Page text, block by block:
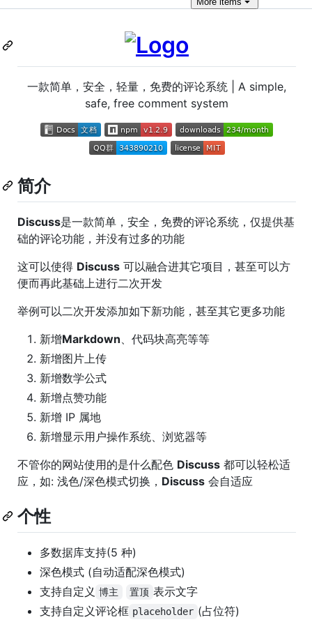
一款简单，安全，轻量，免费的评论系统 | A simple,
safe, free comment system
简介
Discuss是一款简单，安全，免费的评论系统，仅提供基
础的评论功能，并没有过多的功能
这可以使得 Discuss 可以融合进其它项目，甚至可以方
便而再此基础上进行二次开发
举例可以二次开发添加如下新功能，甚至其它更多功能
新增Markdown 、代码块高亮等等
新增图片上传
新增数学公式
新增点赞功能
新增 IP 属地
新增显示用户操作系统、浏览器等
不管你的网站使用的是什么配色 Discuss 都可以轻松适
应，如: 浅色/深色模式切换， Discuss 会自适应
个性
多数据库支持(5 种)
深色模式 (自动适配深色模式)
支持自定义 博主 置顶 表示文字
支持自定义评论框 placeholder (占位符)